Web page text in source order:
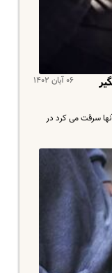
۰۶ آبان ۱۴۰۲
سرقت می کرد در